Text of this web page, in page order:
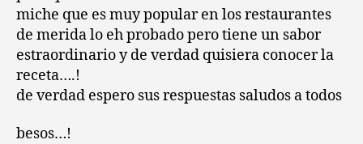
miche que es muy popular en los restaurantes
de merida lo eh probado pero tiene un sabor
estraordinario y de verdad quisiera conocer la
receta….!
de verdad espero sus respuestas saludos a todos
besos…!